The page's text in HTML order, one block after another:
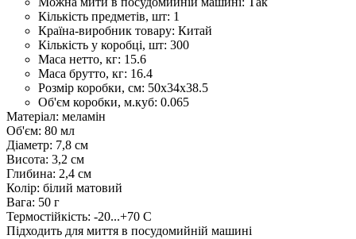
Кількість предметів, шт: 1
Країна-виробник товару: Китай
Кількість у коробці, шт: 300
Маса нетто, кг: 15.6
Маса брутто, кг: 16.4
Розмір коробки, см: 50х34х38.5
Об'єм коробки, м.куб: 0.065
Матеріал: меламін
Об'єм: 80 мл
Діаметр: 7,8 см
Висота: 3,2 см
Глибина: 2,4 см
Колір: білий матовий
Вага: 50 г
Термостійкість: -20...+70 С
Підходить для миття в посудомийній машині